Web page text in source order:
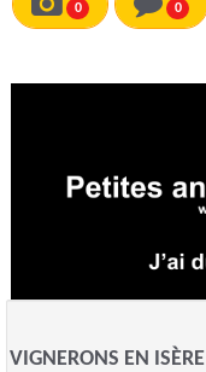
0 0
VIGNERONS EN ISÈRE